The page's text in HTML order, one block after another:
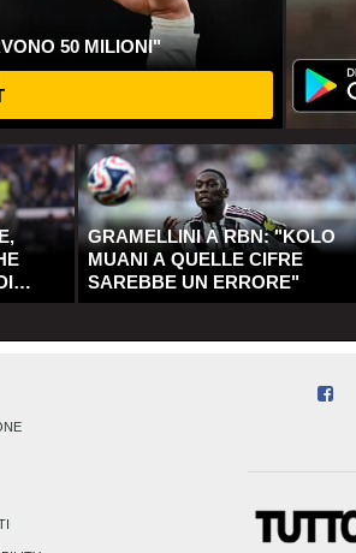
50 MILIONI"
GRAMELLINI A RBN: "KOLO
MUANI A QUELLE CIFRE
SAREBBE UN ERRORE"